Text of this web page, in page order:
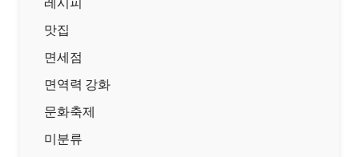
맛집
면세점
면역력 강화
문화축제
미분류